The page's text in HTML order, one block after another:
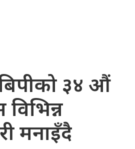
३४ औं
मनाइँदै